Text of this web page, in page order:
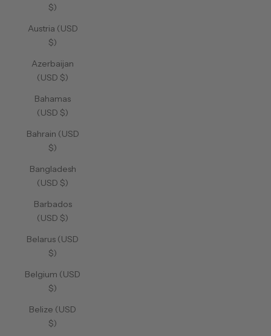
$)
Austria (USD
$)
Azerbaijan
(USD $)
Bahamas
(USD $)
Bahrain (USD
$)
Bangladesh
(USD $)
Barbados
(USD $)
Belarus (USD
$)
Belgium (USD
$)
Belize (USD
$)